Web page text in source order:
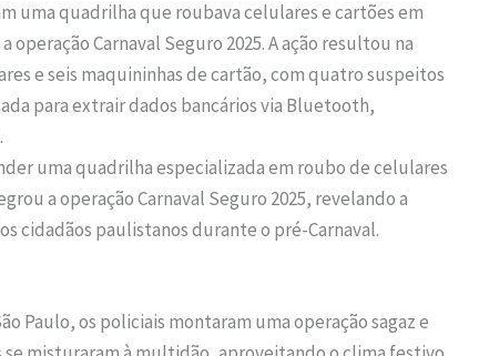
uma quadrilha que roubava celulares e cartões em
Carnaval Seguro 2025. A ação resultou na
e seis maquininhas de cartão, com quatro suspeitos
para extrair dados bancários via Bluetooth,
uma quadrilha especializada em roubo de celulares
a operação Carnaval Seguro 2025, revelando a
cidadãos paulistanos durante o pré-Carnaval.
Paulo, os policiais montaram uma operação sagaz e